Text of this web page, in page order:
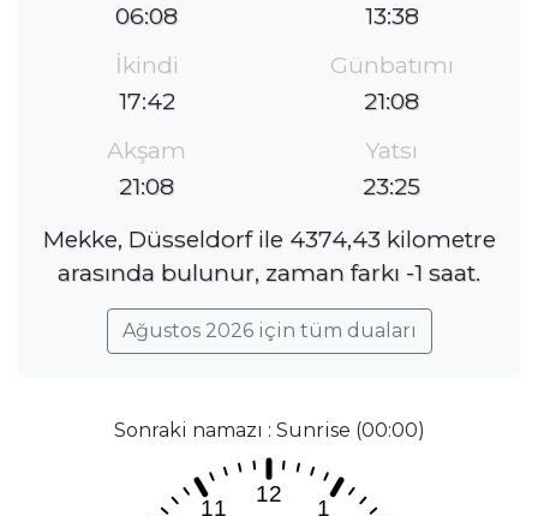
06:08
13:38
İkindi
17:42
Günbatımı
21:08
Akşam
21:08
Yatsı
23:25
Mekke, Düsseldorf ile 4374,43 kilometre
arasında bulunur, zaman farkı -1 saat.
Ağustos 2026 için tüm duaları
Sonraki namazı : Sunrise (00:00)